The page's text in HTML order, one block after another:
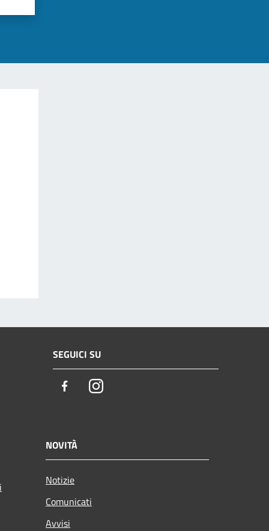
SEGUICI SU
FacebookInstagram
NOVITÀ
Notizie
Comunicati
Avvisi